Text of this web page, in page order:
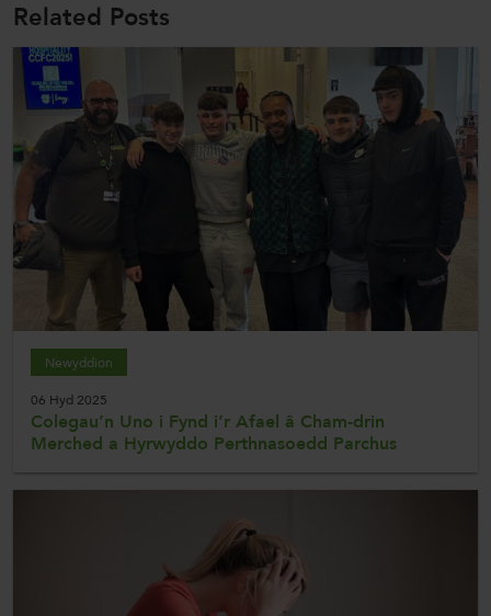
Related Posts
Newyddion
06 Hyd 2025
Colegau’n Uno i Fynd i’r Afael â Cham-drin
Merched a Hyrwyddo Perthnasoedd Parchus